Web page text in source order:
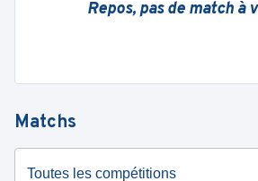
Repos, pas de match à
Matchs
Toutes les compétitions